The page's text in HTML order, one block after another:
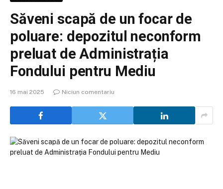
Săveni scapă de un focar de
poluare: depozitul neconform
preluat de Administrația
Fondului pentru Mediu
16 mai 2025 Niciun comentariu